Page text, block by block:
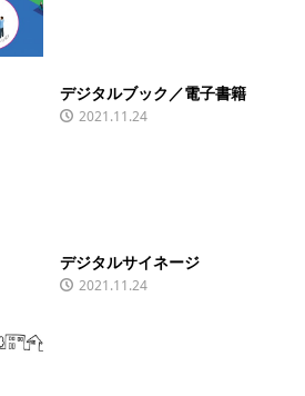
デジタルブック／電子書籍
2021.11.24
デジタルサイネージ
2021.11.24